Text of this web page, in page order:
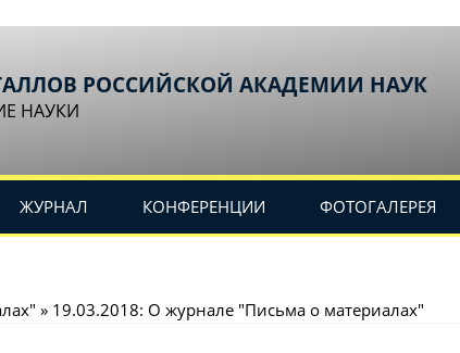
РОССИЙСКОЙ АКАДЕМИИ НАУК
НАУКИ
ЖУРНАЛ КОНФЕРЕНЦИИ ФОТОГАЛЕРЕЯ
» 19.03.2018: О журнале "Письма о материалах"